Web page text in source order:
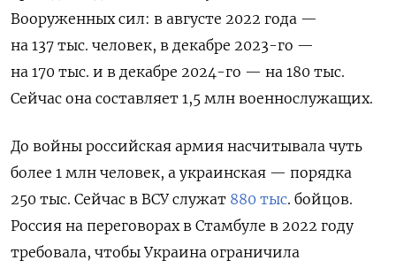
Вооруженных сил: в августе 2022 года —
на 137 тыс. человек, в декабре 2023-го —
на 170 тыс. и в декабре 2024-го — на 180 тыс.
Сейчас она составляет 1,5 млн военнослужащих.
До войны российская армия насчитывала чуть
более 1 млн человек, а украинская — порядка
250 тыс. Сейчас в ВСУ служат 880 тыс. бойцов.
Россия на переговорах в Стамбуле в 2022 году
требовала, чтобы Украина ограничила